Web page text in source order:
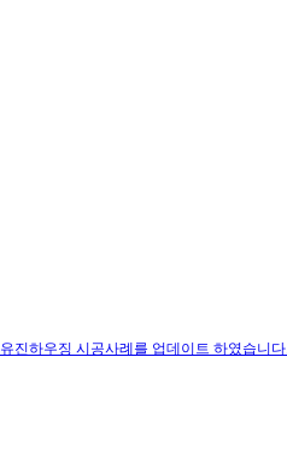
유진하우징 시공사례를 업데이트 하였습니다.